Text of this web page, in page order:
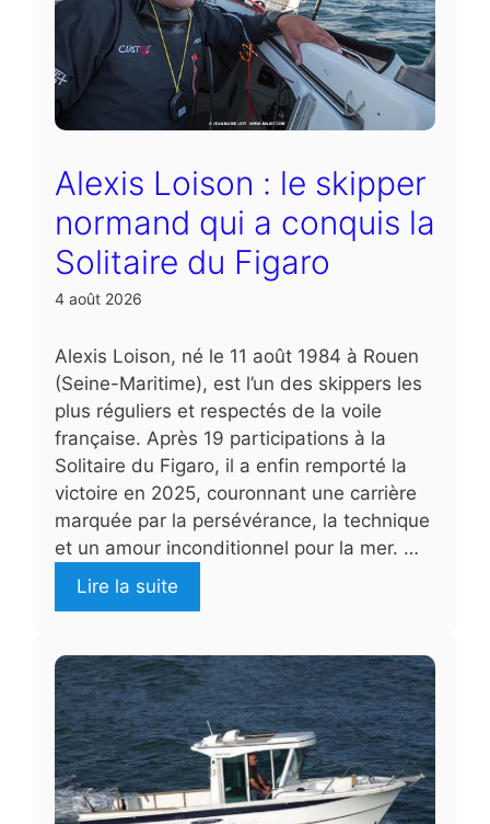
Alexis Loison : le skipper
normand qui a conquis la
Solitaire du Figaro
4 août 2026
Alexis Loison, né le 11 août 1984 à Rouen
(Seine-Maritime), est l’un des skippers les
plus réguliers et respectés de la voile
française. Après 19 participations à la
Solitaire du Figaro, il a enfin remporté la
victoire en 2025, couronnant une carrière
marquée par la persévérance, la technique
et un amour inconditionnel pour la mer. …
Lire la suite